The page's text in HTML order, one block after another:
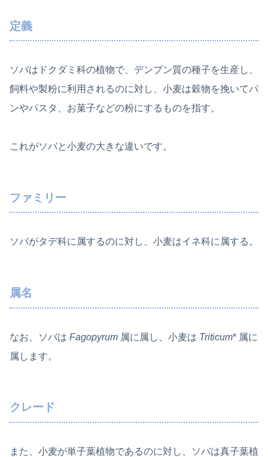
定義
ソバはドクダミ科の植物で、デンプン質の種子を生産し、
飼料や製粉に利用されるのに対し、小麦は穀物を挽いてパ
ンやパスタ、お菓子などの粉にするものを指す。
これがソバと小麦の大きな違いです。
ファミリー
ソバがタデ科に属するのに対し、小麦はイネ科に属する。
属名
なお、ソバは Fagopyrum 属に属し、小麦は Triticum* 属に
属します。
クレード
また、小麦が単子葉植物であるのに対し、ソバは真子葉植